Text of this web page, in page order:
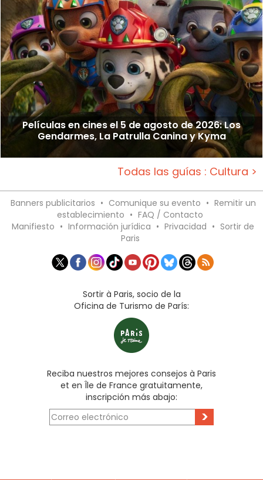
Películas en cines el 5 de agosto de 2026: Los
Gendarmes, La Patrulla Canina y Kyma
Todas las guías : Cultura >
Banners publicitarios • Comunique su evento • Remitir un
establecimiento • FAQ / Contacto
Manifiesto • Información jurídica • Privacidad • Sortir de
Paris
Sortir à Paris, socio de la
Oficina de Turismo de París:
Reciba nuestros mejores consejos à Paris
et en Île de France gratuitamente,
inscripción más abajo:
>